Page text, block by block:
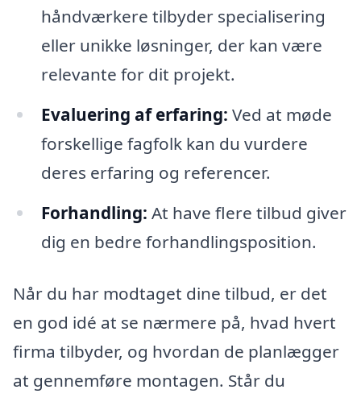
håndværkere tilbyder specialisering
eller unikke løsninger, der kan være
relevante for dit projekt.
Evaluering af erfaring: Ved at møde
forskellige fagfolk kan du vurdere
deres erfaring og referencer.
Forhandling: At have flere tilbud giver
dig en bedre forhandlingsposition.
Når du har modtaget dine tilbud, er det
en god idé at se nærmere på, hvad hvert
firma tilbyder, og hvordan de planlægger
at gennemføre montagen. Står du